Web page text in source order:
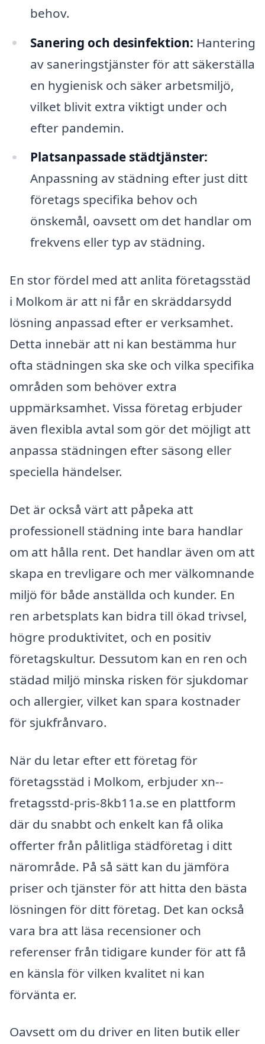
behov.
Sanering och desinfektion: Hantering
av saneringstjänster för att säkerställa
en hygienisk och säker arbetsmiljö,
vilket blivit extra viktigt under och
efter pandemin.
Platsanpassade städtjänster:
Anpassning av städning efter just ditt
företags specifika behov och
önskemål, oavsett om det handlar om
frekvens eller typ av städning.
En stor fördel med att anlita företagsstäd
i Molkom är att ni får en skräddarsydd
lösning anpassad efter er verksamhet.
Detta innebär att ni kan bestämma hur
ofta städningen ska ske och vilka specifika
områden som behöver extra
uppmärksamhet. Vissa företag erbjuder
även flexibla avtal som gör det möjligt att
anpassa städningen efter säsong eller
speciella händelser.
Det är också värt att påpeka att
professionell städning inte bara handlar
om att hålla rent. Det handlar även om att
skapa en trevligare och mer välkomnande
miljö för både anställda och kunder. En
ren arbetsplats kan bidra till ökad trivsel,
högre produktivitet, och en positiv
företagskultur. Dessutom kan en ren och
städad miljö minska risken för sjukdomar
och allergier, vilket kan spara kostnader
för sjukfrånvaro.
När du letar efter ett företag för
företagsstäd i Molkom, erbjuder xn--
fretagsstd-pris-8kb11a.se en plattform
där du snabbt och enkelt kan få olika
offerter från pålitliga städföretag i ditt
närområde. På så sätt kan du jämföra
priser och tjänster för att hitta den bästa
lösningen för ditt företag. Det kan också
vara bra att läsa recensioner och
referenser från tidigare kunder för att få
en känsla för vilken kvalitet ni kan
förvänta er.
Oavsett om du driver en liten butik eller